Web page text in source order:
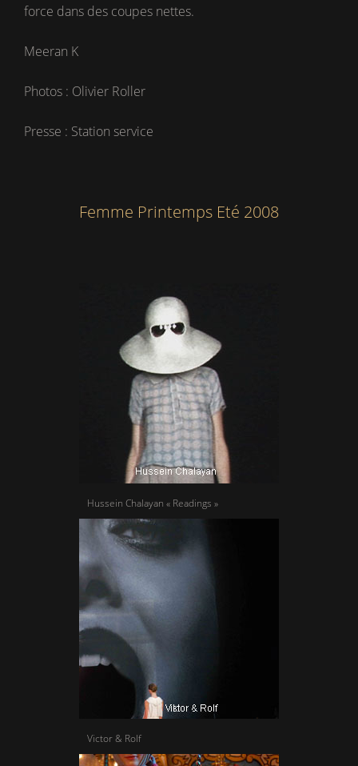
force dans des coupes nettes.
Meeran K
Photos : Olivier Roller
Presse : Station service
Femme Printemps Eté 2008
Hussein Chalayan « Readings »
Victor & Rolf